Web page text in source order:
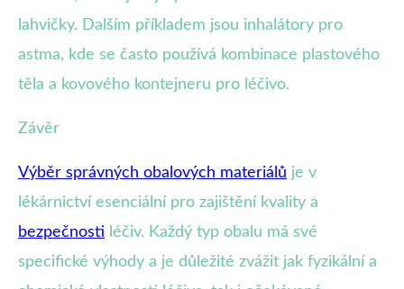
lahvičky. Dalším příkladem jsou inhalátory pro
astma, kde se často používá kombinace plastového
těla a kovového kontejneru pro léčivo.
Závěr
Výběr správných obalových materiálů je v
lékárnictví esenciální pro zajištění kvality a
bezpečnosti léčiv. Každý typ obalu má své
specifické výhody a je důležité zvážit jak fyzikální a